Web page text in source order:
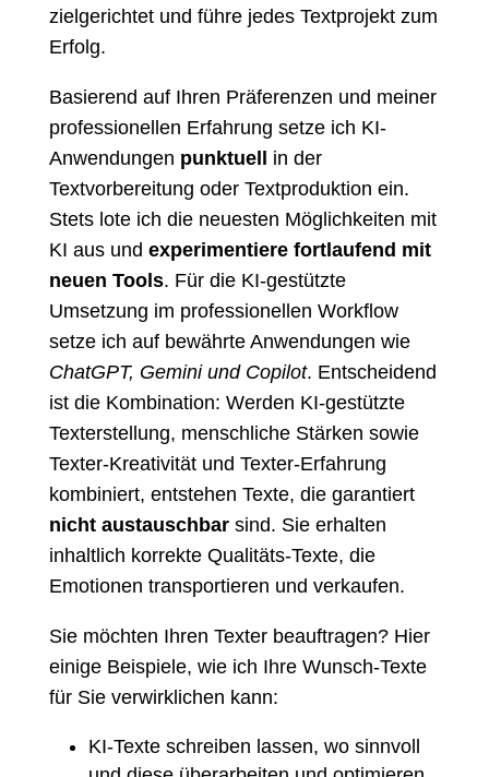
zielgerichtet und führe jedes Textprojekt zum
Erfolg.
Basierend auf Ihren Präferenzen und meiner
professionellen Erfahrung setze ich KI-
Anwendungen punktuell
in der
Textvorbereitung oder Textproduktion ein.
Stets lote ich die neuesten Möglichkeiten mit
KI aus und experimentiere fortlaufend mit
neuen Tools. Für die KI-gestützte
Umsetzung im professionellen Workflow
setze ich auf bewährte Anwendungen wie
ChatGPT, Gemini und Copilot. Entscheidend
ist die Kombination: Werden KI-gestützte
Texterstellung, menschliche Stärken sowie
Texter-Kreativität und Texter-Erfahrung
kombiniert, entstehen Texte, die garantiert
nicht austauschbarsind. Sie erhalten
inhaltlich korrekte Qualitäts-Texte, die
Emotionen transportieren und verkaufen.
Sie möchten Ihren Texter beauftragen? Hier
einige Beispiele, wie ich Ihre Wunsch-Texte
für Sie verwirklichen kann:
KI-Texte schreiben lassen, wo sinnvoll